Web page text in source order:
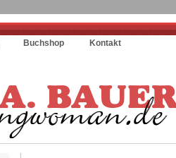
Buchshop Kontakt